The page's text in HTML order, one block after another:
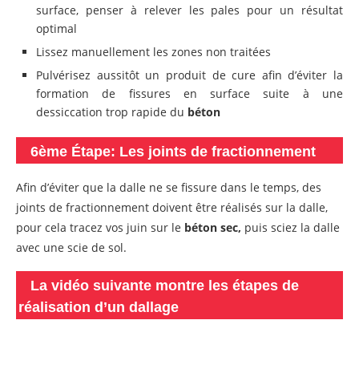
surface, penser à relever les pales pour un résultat
optimal
Lissez manuellement les zones non traitées
Pulvérisez aussitôt un produit de cure afin d’éviter la
formation de fissures en surface suite à une
dessiccation trop rapide du béton
6ème Étape: Les joints de fractionnement
Afin d’éviter que la dalle ne se fissure dans le temps, des
joints de fractionnement doivent être réalisés sur la dalle,
pour cela tracez vos juin sur le béton sec, puis sciez la dalle
avec une scie de sol.
La vidéo suivante montre les étapes de
réalisation d’un dallage